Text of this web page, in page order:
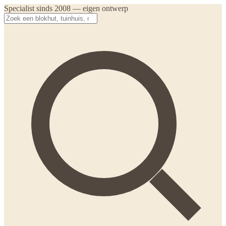
Specialist sinds 2008 — eigen ontwerp